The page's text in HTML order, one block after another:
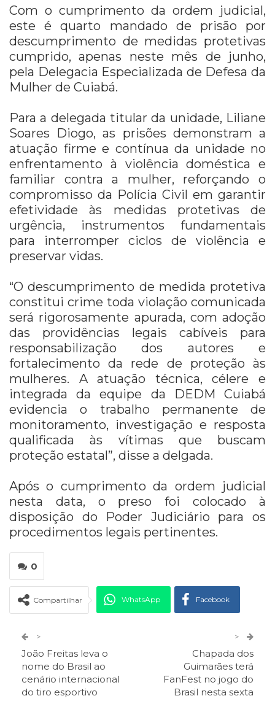
Com o cumprimento da ordem judicial,
este é quarto mandado de prisão por
descumprimento de medidas protetivas
cumprido, apenas neste mês de junho,
pela Delegacia Especializada de Defesa da
Mulher de Cuiabá.
Para a delegada titular da unidade, Liliane
Soares Diogo, as prisões demonstram a
atuação firme e contínua da unidade no
enfrentamento à violência doméstica e
familiar contra a mulher, reforçando o
compromisso da Polícia Civil em garantir
efetividade às medidas protetivas de
urgência, instrumentos fundamentais
para interromper ciclos de violência e
preservar vidas.
“O descumprimento de medida protetiva
constitui crime toda violação comunicada
será rigorosamente apurada, com adoção
das providências legais cabíveis para
responsabilização dos autores e
fortalecimento da rede de proteção às
mulheres. A atuação técnica, célere e
integrada da equipe da DEDM Cuiabá
evidencia o trabalho permanente de
monitoramento, investigação e resposta
qualificada às vítimas que buscam
proteção estatal”, disse a delgada.
Após o cumprimento da ordem judicial
nesta data, o preso foi colocado à
disposição do Poder Judiciário para os
procedimentos legais pertinentes.
0
Compartilhar WhatsApp Facebook
ReddIt Telegram
Facebook Messenger O email
>
João Freitas leva o
nome do Brasil ao
cenário internacional
do tiro esportivo
>
Chapada dos
Guimarães terá
FanFest no jogo do
Brasil nesta sexta